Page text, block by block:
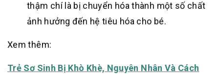
thậm chí là bị chuyển hóa thành một số chất
ảnh hưởng đến hệ tiêu hóa cho bé.
Xem thêm:
Trẻ Sơ Sinh Bị Khò Khè, Nguyên Nhân Và Cách